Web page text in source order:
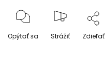
Opýtať sa Strážiť Zdieľať